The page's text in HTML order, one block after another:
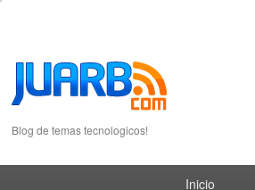
Blog de temas tecnologicos!
Inicio